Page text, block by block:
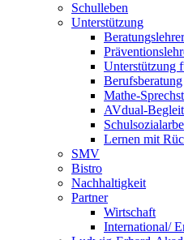
Schulleben
Unterstützung
Beratungslehrer
Unterstützung
Berufsberatung
Mathe-
AVdual-
Lernen mit
SMV
Bistro
Nachhaltigkeit
Partner
Wirtschaft
International/